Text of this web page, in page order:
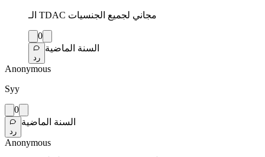
الـ TDAC مجاني لجميع الجنسيات
0
رد
السنة الماضية
Anonymous
Syy
0
رد
السنة الماضية
Anonymous